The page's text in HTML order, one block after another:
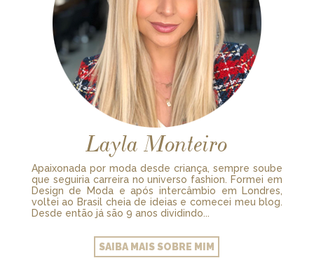
Layla Monteiro
Apaixonada por moda desde criança, sempre soube
que seguiria carreira no universo fashion. Formei em
Design de Moda e após intercâmbio em Londres,
voltei ao Brasil cheia de ideias e comecei meu blog.
Desde então já são 9 anos dividindo...
SAIBA MAIS SOBRE MIM